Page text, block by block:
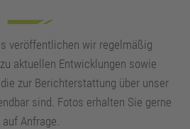
veröffentlichen wir regelmäßig
aktuellen Entwicklungen sowie
zur Berichterstattung über unser
sind. Fotos erhalten Sie gerne
auf Anfrage.